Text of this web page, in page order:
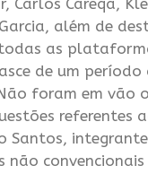
Carlos Careqa,
além de
as
de um
foram em vão
referentes
Santos,
não